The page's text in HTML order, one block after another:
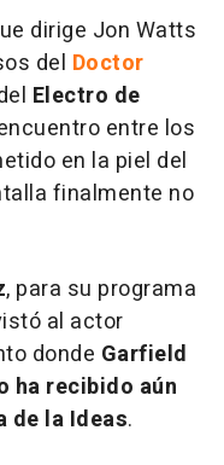
dirige Jon Watts
del Doctor
Electro de
entre los
en la piel del
finalmente no
, para su programa
al actor
donde Garfield
ha recibido aún
de la Ideas.